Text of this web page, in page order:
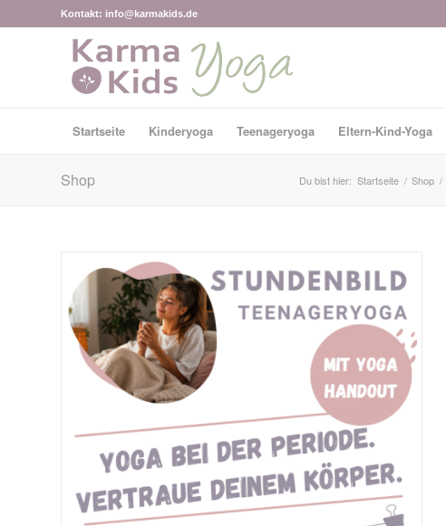
Kontakt: info@karmakids.de
Startseite Kinderyoga Teenageryoga Eltern-Kind-Yoga
Shop Du bist hier: Startseite / Shop /